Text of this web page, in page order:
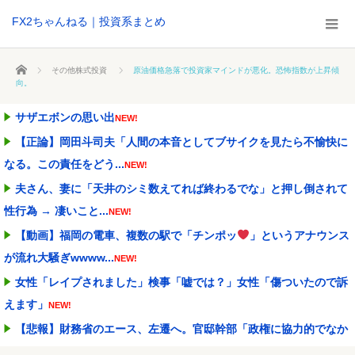
FX2ちゃんねる｜投資系まとめ
ホーム その他株式投資
原油価格急落で投資家マインドが悪化。恐怖指数が上昇傾
向。
サザエボンの思い出NEW!
【正論】岡田斗司夫「人間の本音としてブサイクを見たら不愉快に
なる。この責任をどう...NEW!
夫さん、妻に「天井のシミ数えてれば終わるでな」と押し倒されて
性行為 → 凄いこと...NEW!
【動画】福岡の電車、複数の駅で「チンポッ
」というアナウンス
が流れ大騒ぎwwww...NEW!
女性「レイプされました」検事「嘘では？」女性「傷ついたので訴
えます」 NEW!
【悲報】財務省のエース、左遷へ。官邸幹部「政権に協力的でなか